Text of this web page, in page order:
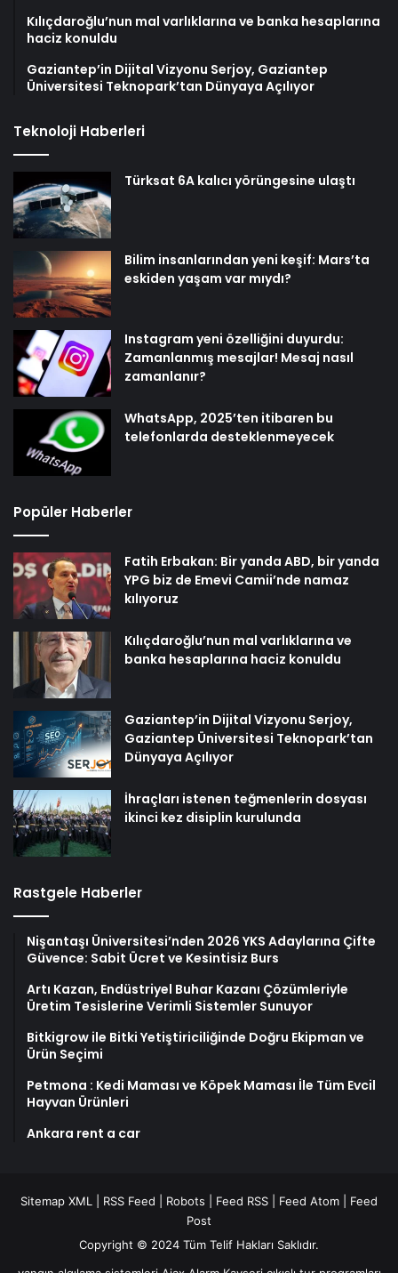
Kılıçdaroğlu’nun mal varlıklarına ve banka hesaplarına
haciz konuldu
Gaziantep’in Dijital Vizyonu Serjoy, Gaziantep
Üniversitesi Teknopark’tan Dünyaya Açılıyor
Teknoloji Haberleri
Türksat 6A kalıcı yörüngesine ulaştı
Bilim insanlarından yeni keşif: Mars’ta
eskiden yaşam var mıydı?
Instagram yeni özelliğini duyurdu:
Zamanlanmış mesajlar! Mesaj nasıl
zamanlanır?
WhatsApp, 2025’ten itibaren bu
telefonlarda desteklenmeyecek
Popüler Haberler
Fatih Erbakan: Bir yanda ABD, bir yanda
YPG biz de Emevi Camii’nde namaz
kılıyoruz
Kılıçdaroğlu’nun mal varlıklarına ve
banka hesaplarına haciz konuldu
Gaziantep’in Dijital Vizyonu Serjoy,
Gaziantep Üniversitesi Teknopark’tan
Dünyaya Açılıyor
İhraçları istenen teğmenlerin dosyası
ikinci kez disiplin kurulunda
Rastgele Haberler
Nişantaşı Üniversitesi’nden 2026 YKS Adaylarına Çifte
Güvence: Sabit Ücret ve Kesintisiz Burs
Artı Kazan, Endüstriyel Buhar Kazanı Çözümleriyle
Üretim Tesislerine Verimli Sistemler Sunuyor
Bitkigrow ile Bitki Yetiştiriciliğinde Doğru Ekipman ve
Ürün Seçimi
Petmona : Kedi Maması ve Köpek Maması İle Tüm Evcil
Hayvan Ürünleri
Ankara rent a car
Sitemap XML RSS Feed Robots Feed RSS Feed Atom
Feed
Post
Copyright © 2024 Tüm Telif Hakları Saklıdır.